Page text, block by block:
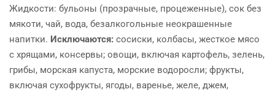
Жидкости: бульоны (прозрачные, процеженные), сок без
мякоти, чай, вода, безалкогольные неокрашенные
напитки. Исключаются: сосиски, колбасы, жесткое мясо
с хрящами, консервы; овощи, включая картофель, зелень,
грибы, морская капуста, морские водоросли; фрукты,
включая сухофрукты, ягоды, варенье, желе, джем,